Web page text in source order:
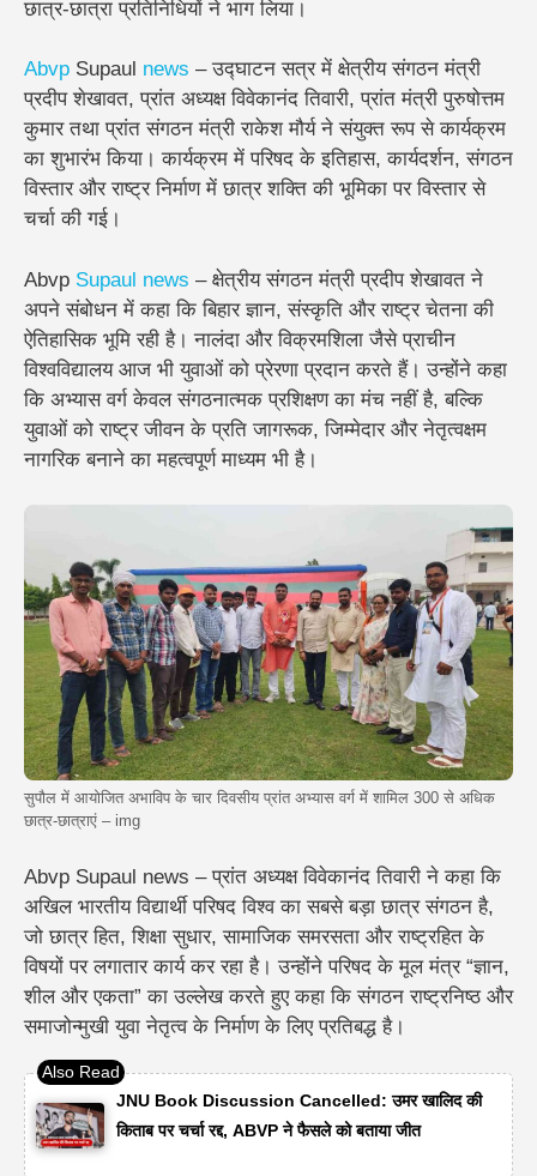
छात्र-छात्रा प्रतिनिधियों ने भाग लिया।
Abvp Supaul news – उद्घाटन सत्र में क्षेत्रीय संगठन मंत्री
प्रदीप शेखावत, प्रांत अध्यक्ष विवेकानंद तिवारी, प्रांत मंत्री पुरुषोत्तम
कुमार तथा प्रांत संगठन मंत्री राकेश मौर्य ने संयुक्त रूप से कार्यक्रम
का शुभारंभ किया। कार्यक्रम में परिषद के इतिहास, कार्यदर्शन, संगठन
विस्तार और राष्ट्र निर्माण में छात्र शक्ति की भूमिका पर विस्तार से
चर्चा की गई।
Abvp Supaul news – क्षेत्रीय संगठन मंत्री प्रदीप शेखावत ने
अपने संबोधन में कहा कि बिहार ज्ञान, संस्कृति और राष्ट्र चेतना की
ऐतिहासिक भूमि रही है। नालंदा और विक्रमशिला जैसे प्राचीन
विश्वविद्यालय आज भी युवाओं को प्रेरणा प्रदान करते हैं। उन्होंने कहा
कि अभ्यास वर्ग केवल संगठनात्मक प्रशिक्षण का मंच नहीं है, बल्कि
युवाओं को राष्ट्र जीवन के प्रति जागरूक, जिम्मेदार और नेतृत्वक्षम
नागरिक बनाने का महत्वपूर्ण माध्यम भी है।
सुपौल में आयोजित अभाविप के चार दिवसीय प्रांत अभ्यास वर्ग में शामिल 300 से अधिक
छात्र-छात्राएं – img
Abvp Supaul news – प्रांत अध्यक्ष विवेकानंद तिवारी ने कहा कि
अखिल भारतीय विद्यार्थी परिषद विश्व का सबसे बड़ा छात्र संगठन है,
जो छात्र हित, शिक्षा सुधार, सामाजिक समरसता और राष्ट्रहित के
विषयों पर लगातार कार्य कर रहा है। उन्होंने परिषद के मूल मंत्र “ज्ञान,
शील और एकता” का उल्लेख करते हुए कहा कि संगठन राष्ट्रनिष्ठ और
समाजोन्मुखी युवा नेतृत्व के निर्माण के लिए प्रतिबद्ध है।
JNU Book Discussion Cancelled: उमर खालिद की
किताब पर चर्चा रद्द, ABVP ने फैसले को बताया जीत